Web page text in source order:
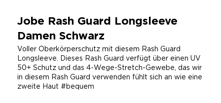
Jobe Rash Guard Longsleeve
Damen Schwarz
Voller Oberkörperschutz mit diesem Rash Guard
Longsleeve. Dieses Rash Guard verfügt über einen UV
50+ Schutz und das 4-Wege-Stretch-Gewebe, das wir
in diesem Rash Guard verwenden fühlt sich an wie eine
zweite Haut #bequem